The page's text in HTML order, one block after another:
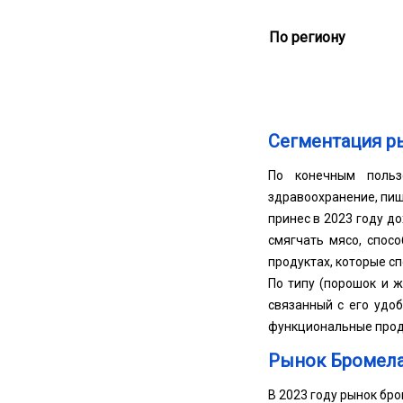
По региону
Сегментация
По конечным
здравоохранение,
принес в 2023 году
смягчать мясо,
продуктах, которые
По типу (порошок и
связанный с его
функциональные
Рынок
В 2023 году рынок